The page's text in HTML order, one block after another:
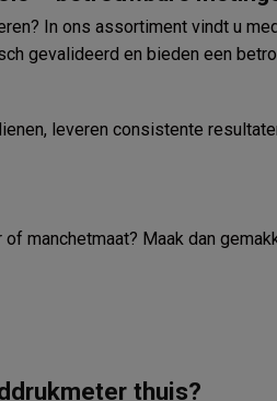
In ons assortiment vindt u
gevalideerd en bieden een
leveren consistente
manchetmaat? Maak dan
thuis?